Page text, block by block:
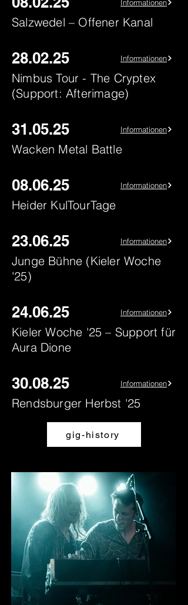
Informationen
Salzwedel – Offener Kanal
28.02.25 Informationen
Nimbus Tour - The Cryptex
(Support: Afterimage)
31.05.25 Informationen
Wacken Metal Battle
08.06.25 Informationen
Heider KulTourTage
23.06.25 Informationen
Junge Bühne (Kieler Woche
'25)
24.06.25 Informationen
Kieler Woche '25 – Support für
Aura Dione
30.08.25 Informationen
Rendsburger Herbst '25
gig-history